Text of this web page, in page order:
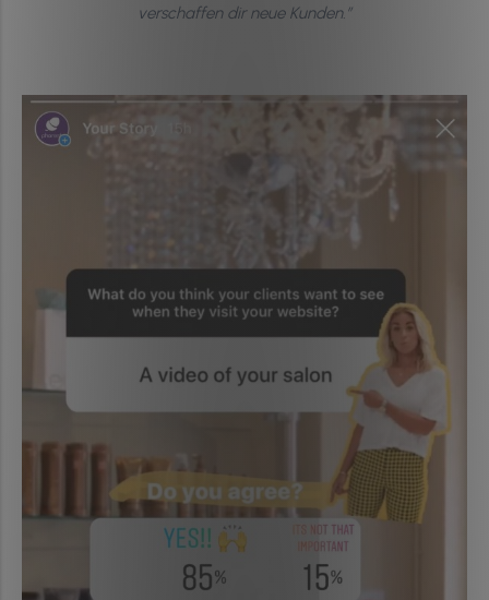
verschaffen dir neue Kunden.”